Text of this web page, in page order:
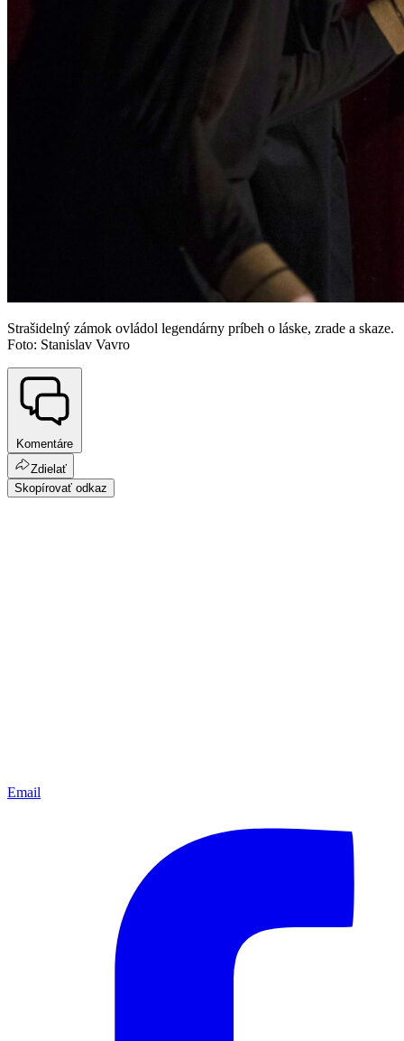
Strašidelný zámok ovládol legendárny príbeh o láske, zrade a skaze.
Foto: Stanislav Vavro
Komentáre
Zdielať
Skopírovať odkaz
Email